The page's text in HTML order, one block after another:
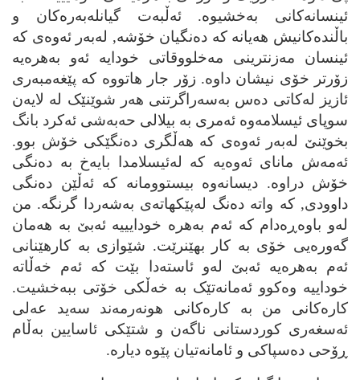
ئینسانه‌کانی به‌خشیوه. ئه‌ڵبه‌ت گیانله‌به‌ره‌کان و
باڵنده‌کانیش ھه‌یانه که ده‌نگیان خۆشه, له‌به‌ر ئه‌وه‌ی که
ئینسان مه‌زنترینی مه‌خلووقاتی خودایه ئه‌و به‌ھره‌یه
زۆرتر خۆی نیشان داوه‌. زۆر جار ھاتووه که پێغه‌مبه‌ری
ئازیز له‌کاتی ده‌س به‌سه‌راگرتنی ھه‌ر شوێنێک له لایه‌ن
سوپای ئیسلامه‌وه ئه‌مری به بیلالی حه‌به‌شی ئه‌کرد بانگ
بخوێنێ له‌به‌ر ئه‌وه‌ی که ھه‌ڵگری ده‌نگێکی خۆش بوو.
ئه‌مه‌ش مانای ئه‌وه‌یه که له‌ئیسلامدا بایه‌خ به‌ ده‌نگی
خۆش دراوه. دیسانه‌وه بیستوومانه که ئه‌ڵێن ده‌نگی
داوودی, که‌ واته ده‌نگ له‌پێکھاته‌ی به‌شه‌ردا گرنگه. من
له‌و باوه‌ڕه‌دام که ئه‌م به‌ھره خودایییه ئه‌بێ به ھه‌مان
گه‌وره‌یی خۆی به کار بھێنرێت. شێوازی به کارھێنانی
ئه‌م به‌ھره‌یه ئه‌بێ له‌و ئاسته‌دا بێت که ئه‌م خه‌ڵاته
خوداییه وه‌کوو ئه‌مانه‌تێک به خه‌ڵکی خۆتی ببه‌خشیت.
کاره‌کانی من به کاره‌کانی ھونه‌رمه‌ند سه‌ید عه‌لی
ئه‌سغه‌ری کوردستانی ناگه‌ن و شتێکی ئاسایین به‌ڵام
ڕۆحی ده‌سپاکی و ئامانه‌تیان پێوه دیاره.